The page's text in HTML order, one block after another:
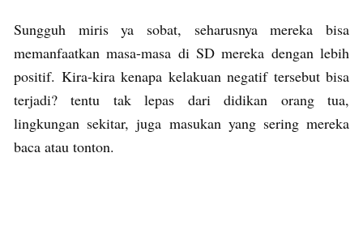
Sungguh miris ya sobat, seharusnya mereka bisa
memanfaatkan masa-masa di SD mereka dengan lebih
positif. Kira-kira kenapa kelakuan negatif tersebut bisa
terjadi? tentu tak lepas dari didikan orang tua,
lingkungan sekitar, juga masukan yang sering mereka
baca atau tonton.